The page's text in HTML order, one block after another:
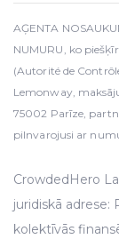
AĢENTA
NUMURU, ko
(Autorité de
Lemonway,
75002 Parīze,
pilnvarojusi ar
CrowdedHero
juridiskā adrese:
kolektīvās